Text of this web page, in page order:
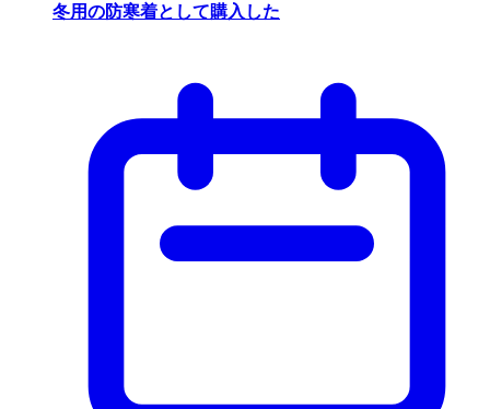
冬用の防寒着として購入した